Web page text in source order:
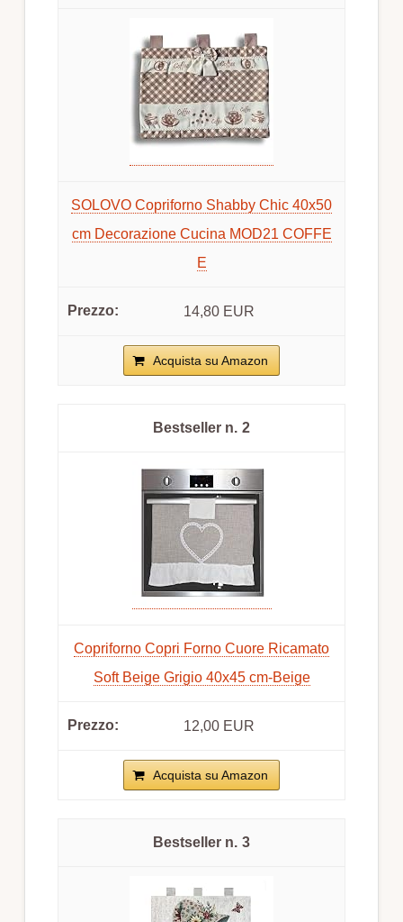
SOLOVO Copriforno Shabby Chic 40x50
cm Decorazione Cucina MOD21 COFFE
E
14,80 EUR
Acquista su Amazon
2
Copriforno Copri Forno Cuore Ricamato
Soft Beige Grigio 40x45 cm-Beige
12,00 EUR
Acquista su Amazon
3